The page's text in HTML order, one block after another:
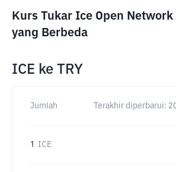
Kurs Tukar Ice Open
yang Berbeda
ICE ke TRY
Jumlah Terakhir diperbarui:
1 ICE